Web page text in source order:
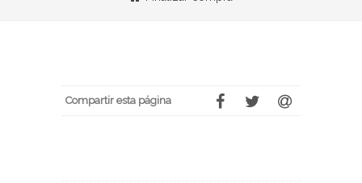
Compartir esta página